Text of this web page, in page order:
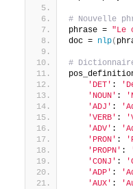
# Nouvelle
phrase = "Le
doc = nlp(
#
'DET' :
'NOUN' :
'ADJ' :
'VERB' :
'ADV' :
'PRON' :
'PROPN' :
'CONJ' :
'ADP' :
'AUX' :